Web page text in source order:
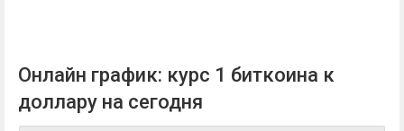
Онлайн график: курс 1 биткоина к
доллару на сегодня